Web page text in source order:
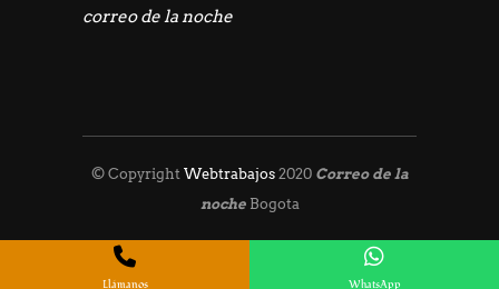
correo de la noche
© Copyright Webtrabajos2020 Correo de la
nocheBogota
Llámanos WhatsApp